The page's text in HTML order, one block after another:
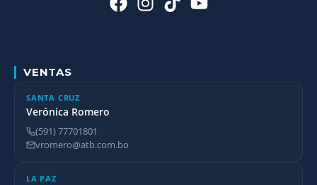
VENTAS
SANTA CRUZ
Verónica Romero
(591) 77701801
vromero@atb.com.bo
LA PAZ